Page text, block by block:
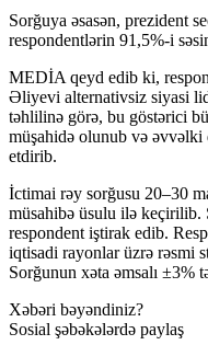
Sorğuya əsasən, prezident
respondentlərin 91,5%-i
MEDİA qeyd edib ki,
Əliyevi alternativsiz siyasi
təhlilinə görə, bu göstərici
müşahidə olunub və əvvəlki
etdirib.
İctimai rəy sorğusu 20–30
müsahibə üsulu ilə keçirilib.
respondent iştirak edib.
iqtisadi rayonlar üzrə rəsmi
Sorğunun xəta əmsalı ±3%
Xəbəri bəyəndiniz?
Sosial şəbəkələrdə paylaş